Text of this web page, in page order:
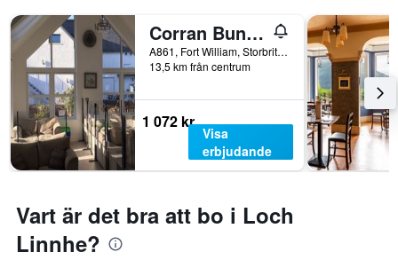
Corran Bunkhouse
A861, Fort William, Storbritannien
13,5 km från centrum
1 072 kr
Visa
erbjudande
Vart är det bra att bo i Loch
Linnhe?